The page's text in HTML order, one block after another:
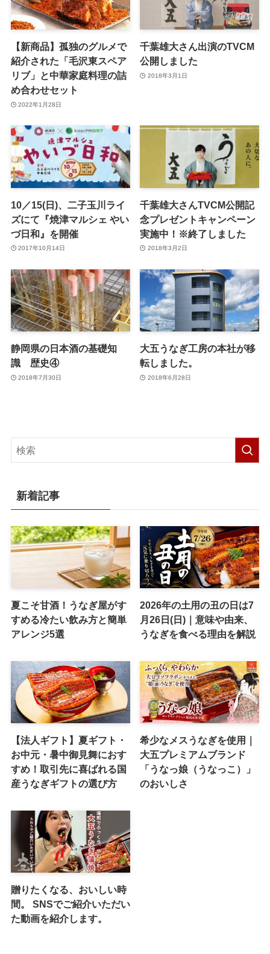
【新商品】孤独のグルメで
紹介された「毛沢東スペア
リブ」と中華家庭料理の詰
め合わせセット
2022年1月28日
千葉雄大さん出演のTVCM
公開しました
2018年3月1日
10／15(日)、二子玉川ライ
ズにて『焼津マルシェ やい
づ日和』を開催
2017年10月14日
千葉雄大さんTVCM公開記
念プレゼントキャンペーン
実施中！※終了しました
2018年3月2日
静岡県の日本酒の基礎知
識 歴史④
2018年7月30日
大五うなぎ工房の本社が移
転しました。
2018年6月28日
新着記事
夏こそ甘酒！うなぎ屋がす
すめる冷たい飲み方と簡単
アレンジ5選
2026年の土用の丑の日は7
月26日(日)｜意味や由来、
うなぎを食べる理由を解説
【法人ギフト】夏ギフト・
お中元・暑中御見舞におす
すめ！取引先に喜ばれる国
産うなぎギフトの選び方
希少なメスうなぎを使用｜
大五プレミアムブランド
「うなっ娘（うなっこ）」
のおいしさ
贈りたくなる、おいしい時
間。 SNSでご紹介いただい
た動画を紹介します。